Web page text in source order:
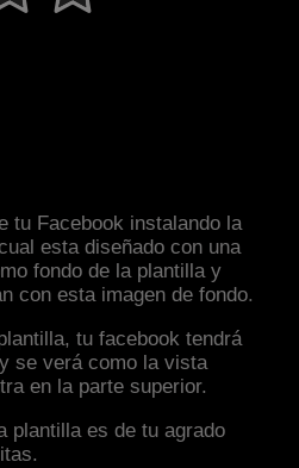
tu Facebook instalando la
esta diseñado con una
fondo de la plantilla y
con esta imagen de fondo.
tu facebook tendrá
se verá como la vista
en la parte superior.
plantilla es de tu agrado